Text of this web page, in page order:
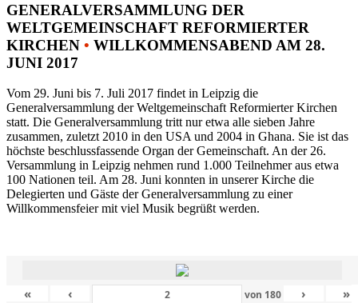
GENERALVERSAMMLUNG DER
WELTGEMEINSCHAFT REFORMIERTER
KIRCHEN • WILLKOMMENSABEND AM 28.
JUNI 2017
Vom 29. Juni bis 7. Juli 2017 findet in Leipzig die
Generalversammlung der Weltgemeinschaft Reformierter Kirchen
statt. Die Generalversammlung tritt nur etwa alle sieben Jahre
zusammen, zuletzt 2010 in den USA und 2004 in Ghana. Sie ist das
höchste beschlussfassende Organ der Gemeinschaft. An der 26.
Versammlung in Leipzig nehmen rund 1.000 Teilnehmer aus etwa
100 Nationen teil. Am 28. Juni konnten in unserer Kirche die
Delegierten und Gäste der Generalversammlung zu einer
Willkommensfeier mit viel Musik begrüßt werden.
« ‹ von 180 › »